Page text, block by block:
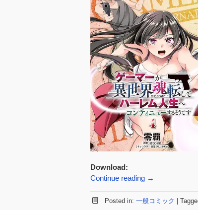
Download:
Continue reading →
Posted in: 一般コミック